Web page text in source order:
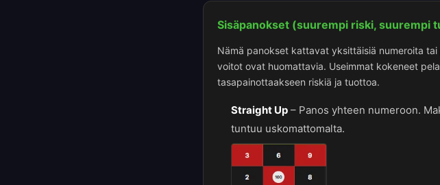
Sisäpanokset (suurempi riski, suurempi
Nämä panokset kattavat yksittäisiä numeroita
voitot ovat huomattavia. Useimmat kokeneet
tasapainottaakseen riskiä ja tuottoa.
Straight Up – Panos yhteen numeroon.
tuntuu uskomattomalta.